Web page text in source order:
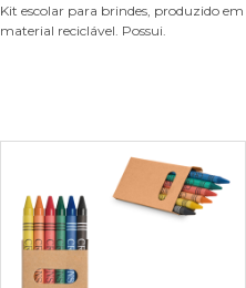
Kit escolar para brindes, produzido em
material reciclável. Possui.